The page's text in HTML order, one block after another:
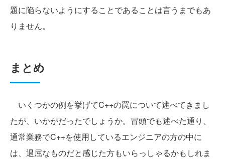
題に陥らないようにすることであることは言うまでもあ
りません。
まとめ
いくつかの例を挙げてC++の罠について述べてきまし
たが、いかがだったでしょうか。冒頭でも述べた通り、
通常業務でC++を使用しているエンジニアの方の中に
は、退屈なものだと感じた方もいらっしゃるかもしれま